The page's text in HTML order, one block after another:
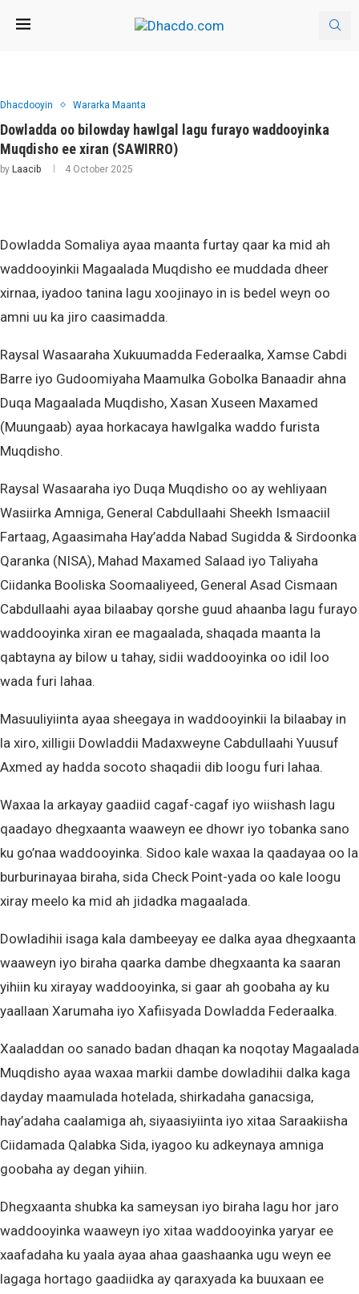
Dhacdooyin Wararka Maanta
Dowladda oo bilowday hawlgal lagu furayo waddooyinka
Muqdisho ee xiran (SAWIRRO)
by Laacib 4 October 2025
Dowladda Somaliya ayaa maanta furtay qaar ka mid ah
waddooyinkii Magaalada Muqdisho ee muddada dheer
xirnaa, iyadoo tanina lagu xoojinayo in is bedel weyn oo
amni uu ka jiro caasimadda.
Raysal Wasaaraha Xukuumadda Federaalka, Xamse Cabdi
Barre iyo Gudoomiyaha Maamulka Gobolka Banaadir ahna
Duqa Magaalada Muqdisho, Xasan Xuseen Maxamed
(Muungaab) ayaa horkacaya hawlgalka waddo furista
Muqdisho.
Raysal Wasaaraha iyo Duqa Muqdisho oo ay wehliyaan
Wasiirka Amniga, General Cabdullaahi Sheekh Ismaaciil
Fartaag, Agaasimaha Hay’adda Nabad Sugidda & Sirdoonka
Qaranka (NISA), Mahad Maxamed Salaad iyo Taliyaha
Ciidanka Booliska Soomaaliyeed, General Asad Cismaan
Cabdullaahi ayaa bilaabay qorshe guud ahaanba lagu furayo
waddooyinka xiran ee magaalada, shaqada maanta la
qabtayna ay bilow u tahay, sidii waddooyinka oo idil loo
wada furi lahaa.
Masuuliyiinta ayaa sheegaya in waddooyinkii la bilaabay in
la xiro, xilligii Dowladdii Madaxweyne Cabdullaahi Yuusuf
Axmed ay hadda socoto shaqadii dib loogu furi lahaa.
Waxaa la arkayay gaadiid cagaf-cagaf iyo wiishash lagu
qaadayo dhegxaanta waaweyn ee dhowr iyo tobanka sano
ku go’naa waddooyinka. Sidoo kale waxaa la qaadayaa oo la
burburinayaa biraha, sida Check Point-yada oo kale loogu
xiray meelo ka mid ah jidadka magaalada.
Dowladihii isaga kala dambeeyay ee dalka ayaa dhegxaanta
waaweyn iyo biraha qaarka dambe dhegxaanta ka saaran
yihiin ku xirayay waddooyinka, si gaar ah goobaha ay ku
yaallaan Xarumaha iyo Xafiisyada Dowladda Federaalka.
Xaaladdan oo sanado badan dhaqan ka noqotay Magaalada
Muqdisho ayaa waxaa markii dambe dowladihii dalka kaga
dayday maamulada hotelada, shirkadaha ganacsiga,
hay’adaha caalamiga ah, siyaasiyiinta iyo xitaa Saraakiisha
Ciidamada Qalabka Sida, iyagoo ku adkeynaya amniga
goobaha ay degan yihiin.
Dhegxaanta shubka ka sameysan iyo biraha lagu hor jaro
waddooyinka waaweyn iyo xitaa waddooyinka yaryar ee
xaafadaha ku yaala ayaa ahaa gaashaanka ugu weyn ee
lagaga hortago gaadiidka ay qaraxyada ka buuxaan ee